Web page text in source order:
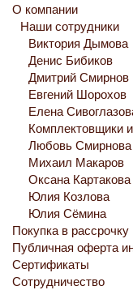
О компании
Наши сотрудники
Виктория Дымова
Денис Бибиков
Дмитрий Смирнов
Евгений Шорохов
Елена
Комплектовщики
Любовь Смирнова
Михаил Макаров
Оксана Картакова
Юлия Козлова
Юлия Сёмина
Покупка в рассрочку
Публичная оферта
Сертификаты
Сотрудничество